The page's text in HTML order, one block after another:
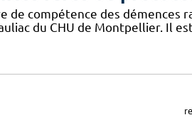
compétence des démences
du CHU de Montpellier. Il